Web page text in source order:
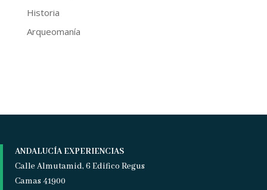
Historia
Arqueomanía
ANDALUCÍA EXPERIENCIAS
Calle Almutamid, 6 Edifico Regus
Camas 41900